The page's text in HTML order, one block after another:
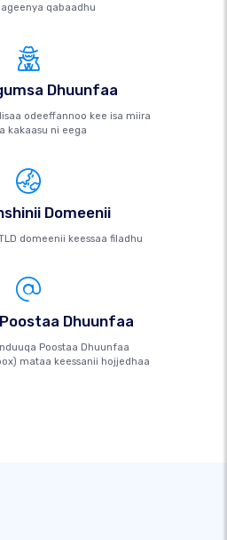
qabaadhu
Dhuunfaa
odeeffannoo kee isa miira
kakaasu ni eega
Domeenii
domeenii keessaa filadhu
Dhuunfaa
Poostaa Dhuunfaa
mataa keessanii hojjedhaa